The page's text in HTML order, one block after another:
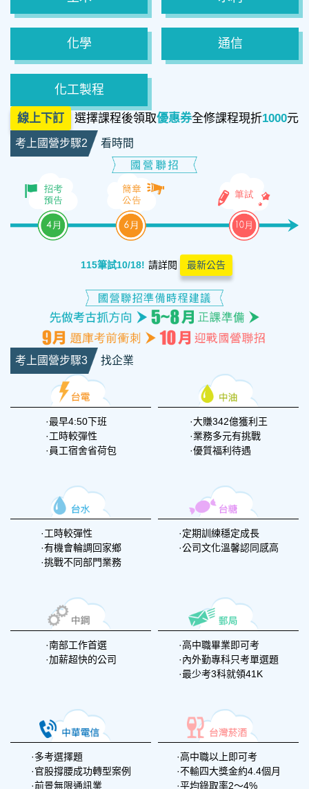
化學 通信
化工製程
線上下訂 選擇課程後領取優惠券全修課程現折1000元
考上國營步驟2 看時間
115筆試10/18! 請詳閱 最新公告
考上國營步驟3 找企業
最早4:50下班
工時較彈性
員工宿舍省荷包
大賺342億獲利王
業務多元有挑戰
優質福利待遇
工時較彈性
有機會輪調回家鄉
挑戰不同部門業務
定期訓練穩定成長
公司文化溫馨認同感高
南部工作首選
加薪超快的公司
高中職畢業即可考
內外勤專科只考單選題
最少考3科就領41K
多考選擇題
官股撐腰成功轉型案例
前景無限通訊業
高中職以上即可考
不輸四大獎金約4.4個月
平均錄取率2～4%